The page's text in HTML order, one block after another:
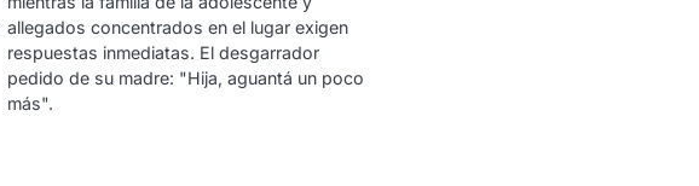
allegados concentrados en el lugar exigen
respuestas inmediatas. El desgarrador
pedido de su madre: "Hija, aguantá un poco
más".